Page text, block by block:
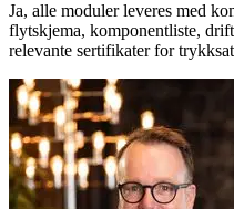
Ja, alle moduler leveres med
flytskjema, komponentliste,
relevante sertifikater for